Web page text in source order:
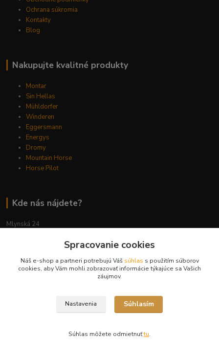
Ochrana súkromia
Kontakty
Blog
Nakupujte kvalitné produkty
Montar
Sin Hellas
Mühldorfer
Winderen
Eggersmann
Energys
Dromy
Mountain Horse
Horse Pilot
Kde nás nájdete?
Mlynská 24
Spracovanie cookies
Náš e-shop a partneri potrebujú Váš súhlas s použitím súborov
cookies, aby Vám mohli zobrazovať informácie týkajúce sa Vašich
záujmov.
Nastavenia Súhlasím
Súhlas môžete odmietnuťtu.